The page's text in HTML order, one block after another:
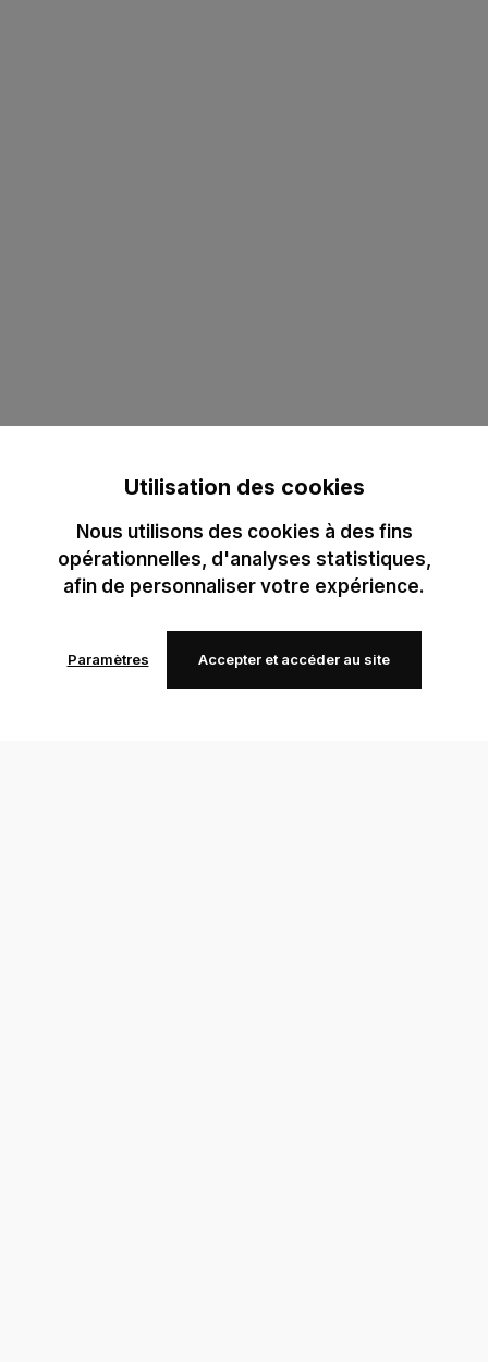
Utilisation des cookies
Nous utilisons des cookies à des fins
opérationnelles, d'analyses statistiques,
afin de personnaliser votre expérience.
Paramètres Accepter et accéder au site